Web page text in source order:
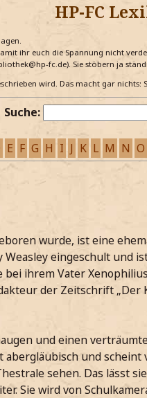
HP-FC
ihr euch die Spannung nicht
fc.de). Sie stöbern ja
wird. Das macht gar
Suche:
E F G H I J K L M N O
wurde, ist eine
Weasley eingeschult und
ihrem Vater
der Zeitschrift
und einen
abergläubisch und
sehen. Das lässt
Sie wird von